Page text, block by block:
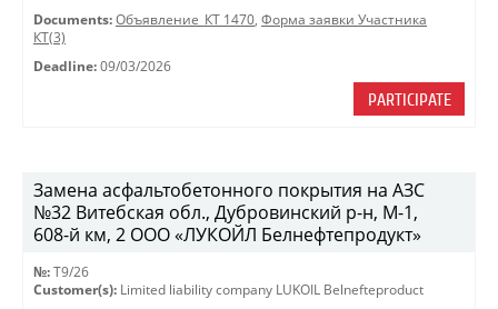
Documents: Объявление_КТ 1470, Форма заявки Участника
КТ(3)
Deadline: 09/03/2026
PARTICIPATE
Замена асфальтобетонного покрытия на АЗС
№32 Витебская обл., Дубровинский р-н, М-1,
608-й км, 2 ООО «ЛУКОЙЛ Белнефтепродукт»
№: T9/26
Customer(s): Limited liability company LUKOIL Belnefteproduct